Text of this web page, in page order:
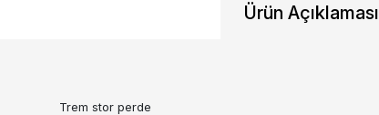
Ürün Açıklaması
Trem stor perde